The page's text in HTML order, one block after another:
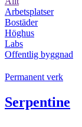
Arbetsplatser
Bostäder
Höghus
Labs
Offentlig byggnad
Permanent verk
Serpentine